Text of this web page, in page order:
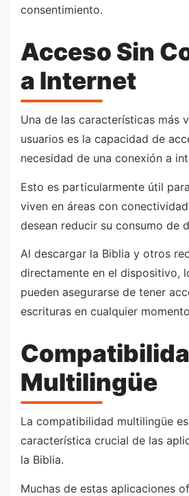
consentimiento.
Acceso Sin
a Internet
Una de las características más
usuarios es la capacidad de
necesidad de una conexión a
Esto es particularmente útil
viven en áreas con
desean reducir su consumo de
Al descargar la Biblia y otros
directamente en el dispositivo,
pueden asegurarse de tener
escrituras en cualquier
Multilingüe
La compatibilidad multilingüe
característica crucial de las
la Biblia.
Muchas de estas aplicaciones